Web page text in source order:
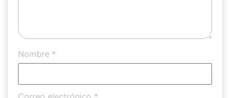
Nombre *